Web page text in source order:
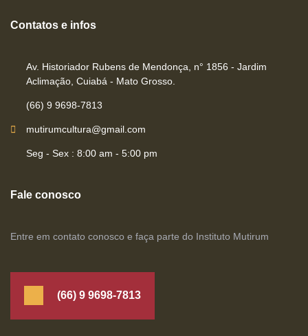
Contatos e infos
Av. Historiador Rubens de Mendonça, n° 1856 - Jardim
Aclimação, Cuiabá - Mato Grosso.
(66) 9 9698-7813
mutirumcultura@gmail.com
Seg - Sex : 8:00 am - 5:00 pm
Fale conosco
Entre em contato conosco e faça parte do Instituto Mutirum
(66) 9 9698-7813